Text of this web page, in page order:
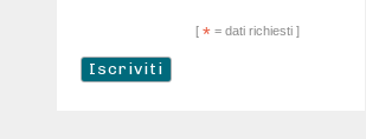
[ *= dati richiesti ]